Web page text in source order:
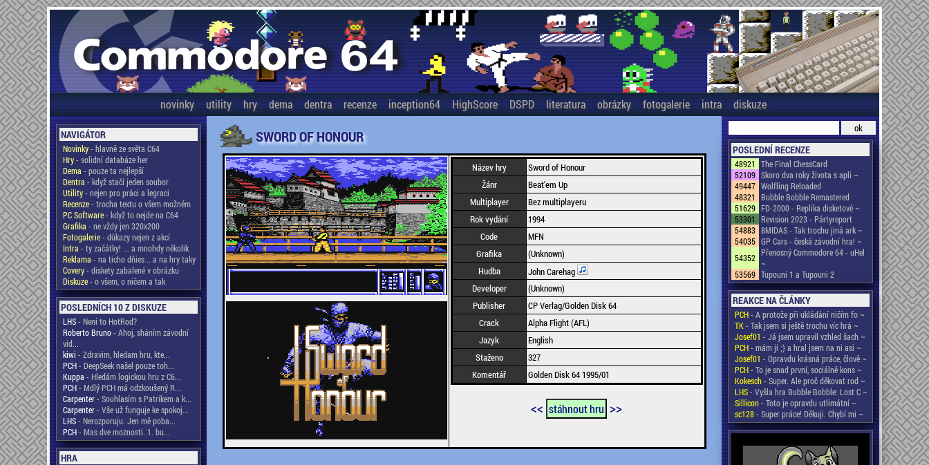
novinky utility hry dema dentra recenze inception64 HighScore DSPD literatura obrázky fotogalerie intra diskuze
NAVIGÁTOR
Novinky- hlavně ze světa C64
Hry- solidní databáze her
Dema - pouze ta nejlepší
Dentra - když stačí jeden soubor
Utility- nejen pro práci a legraci
Recenze- trocha textu o všem možném
PC Software- když to nejde na C64
Grafika - ne vždy jen 320x200
Fotogalerie- důkazy nejen z akcí
Intra - ty začátky! ... a mnohdy několik
Reklama - na ticho dňies .. a na hry taky
Covery- diskety zabalené v obrázku
Diskuze- o všem, o ničem a tak
POSLEDNÍCH 10 Z DISKUZE
LHS- Není to HotRod?
Roberto Bruno- Ahoj, sháním závodní
vid...
kiwi - Zdravim, hledam hru, kte...
PCH- DeepSeek našel pouze toh...
Kuppa - Hledám logickou hru z C6...
PCH- Mdlý PCH má odzkoušený R...
Carpenter- Souhlasím s Patrikem a k...
Carpenter- Vše už funguje ke spokoj...
LHS- Nerozporuju. Jen mě poba...
PCH- Mas dve moznosti. 1. bu...
HRA
SWORD OF HONOUR
Název hry
Sword of Honour
Žánr
Beat'em Up
Multiplayer
Bez multiplayeru
Rok vydání
1994
Code
MFN
Grafika
(Unknown)
Hudba
John Carehag
Developer
(Unknown)
Publisher
CP Verlag/Golden Disk 64
Crack
Alpha Flight (AFL)
Jazyk
English
Staženo
327
Komentář
Golden Disk 64 1995/01
<< stáhnout hru >>
POSLEDNÍ RECENZE
48921
The Final ChessCard
52109 Skoro dva roky života s apli ~
49447 Wolfling Reloaded
48321
Bubble Bobble Remastered
51629 FD-2000 - Replika disketové ~
53301
Revision 2023 - Pártyreport
54883 8MIDAS - Tak trochu jiná ark ~
54035 GP Cars - česká závodní hra! ~
54352 Přenosný Commodore 64 - uHel
~
53569 Tupouni 1 a Tupouni 2
REAKCE NA ČLÁNKY
PCH- A protože při ukládání ničím fo ~
TK- Tak jsem si ještě trochu víc hrá ~
Josef01 - Já jsem upravil vzhled šach ~
PCH- mám ji ;) a hral jsem na ni asi ~
Josef01 - Opravdu krásná práce, člově ~
PCH- To je snad první, sociálně kons ~
Kokesch- Super. Ale proč děkovat rod ~
LHS- Vyšla hra Bubble Bobble: Lost C ~
Sillicon- Toto je opravdu utlimátní ~
sc128- Super práce! Děkuji. Chybí mi ~